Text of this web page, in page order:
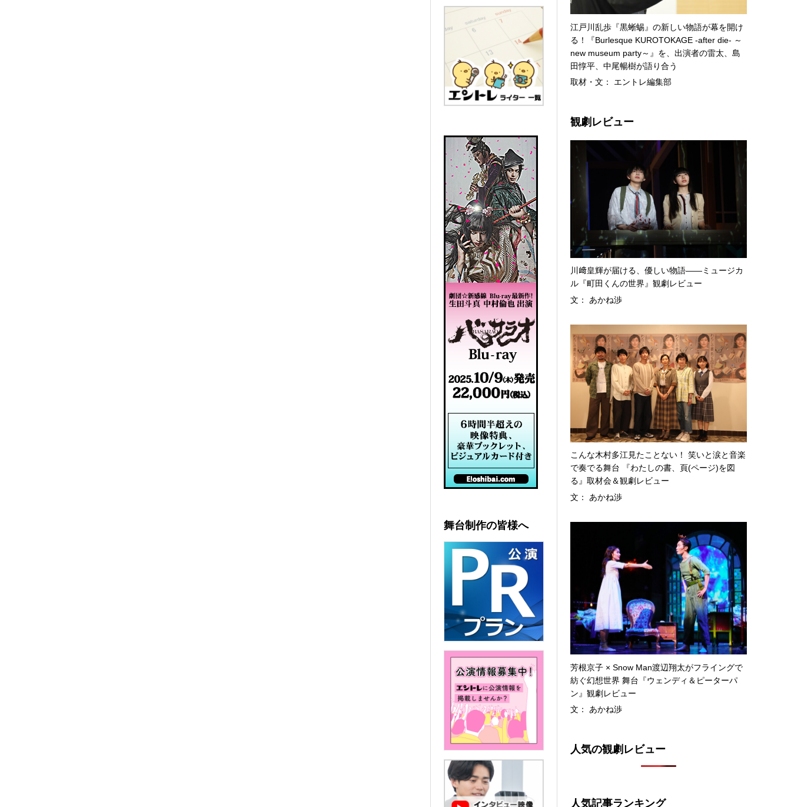
江戸川乱歩『黒蜥蜴』の新しい物語が幕を開け
る！『Burlesque KUROTOKAGE -after die- ～
new museum party～』を、出演者の雷太、島
田惇平、中尾暢樹が語り合う
取材・文： エントレ編集部
観劇レビュー
川﨑皇輝が届ける、優しい物語――ミュージカ
ル『町田くんの世界』観劇レビュー
文： あかね渉
こんな木村多江見たことない！ 笑いと涙と音楽
で奏でる舞台 『わたしの書、頁(ページ)を図
る』取材会＆観劇レビュー
文： あかね渉
芳根京子 × Snow Man渡辺翔太がフライングで
紡ぐ幻想世界 舞台『ウェンディ＆ピーターパ
ン』観劇レビュー
文： あかね渉
人気の観劇レビュー
人気記事ランキング
舞台制作の皆様へ